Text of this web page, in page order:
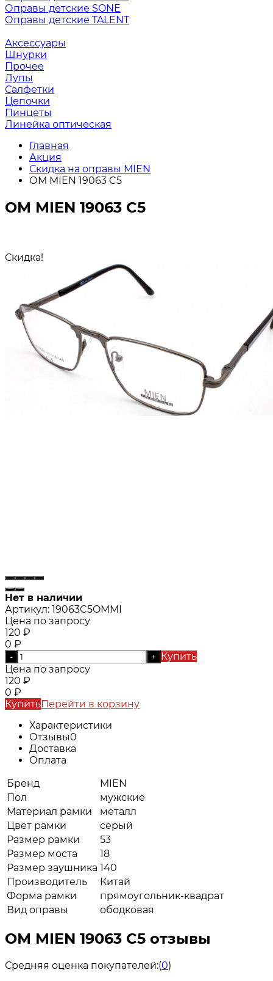
Оправы детские SONE
Оправы детские TALENT
Аксессуары
Шнурки
Прочее
Лупы
Салфетки
Цепочки
Пинцеты
Линейка оптическая
Главная
Акция
Скидка на оправы MIEN
ОМ MIEN 19063 C5
ОМ MIEN 19063 C5
Скидка!
Нет в наличии
Артикул: 19063C5OMMI
Цена по запросу
120 ₽
0 ₽
- +
Купить
Цена по запросу
120 ₽
0 ₽
КупитьПерейти в корзину
Характеристики
Отзывы0
Доставка
Оплата
Бренд
MIEN
Пол
мужские
Материал рамки
металл
Цвет рамки
серый
Размер рамки
53
Размер моста
18
Размер заушника 140
Производитель
Китай
Форма рамки
прямоугольник-квадрат
Вид оправы
ободковая
ОМ MIEN 19063 C5 отзывы
Средняя оценка покупателей:(0)